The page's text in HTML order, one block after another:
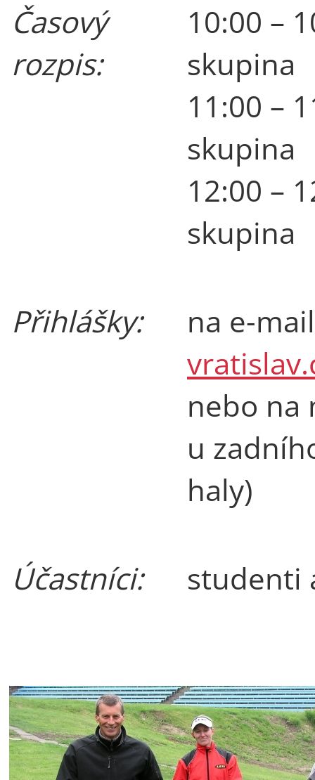
Časový
rozpis:
10:00 –
skupina
11:00 –
skupina
12:00 –
skupina
Přihlášky:
na e-
nebo na
u
haly)
Účastníci: studenti